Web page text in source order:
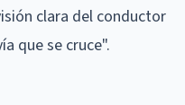
clara del conductor
que se cruce".